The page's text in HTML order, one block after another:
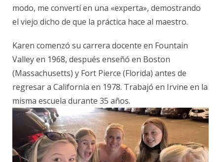
modo, me convertí en una «experta», demostrando
el viejo dicho de que la práctica hace al maestro.
Karen comenzó su carrera docente en Fountain
Valley en 1968, después enseñó en Boston
(Massachusetts) y Fort Pierce (Florida) antes de
regresar a California en 1978. Trabajó en Irvine en la
misma escuela durante 35 años.